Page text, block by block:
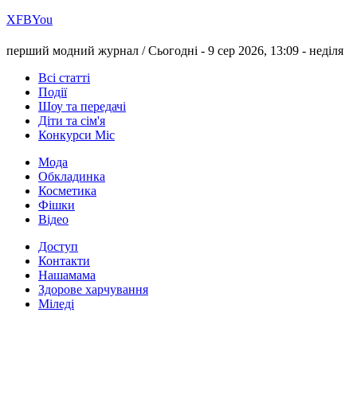
ХFBYou
перший модний журнал /Сьогодні - 9 сер 2026, 13:09 - неділя
Всі статті
Події
Шоу та передачі
Діти та сім'я
Конкурси Міс
Мода
Обкладинка
Косметика
Фішки
Відео
Доступ
Контакти
Нашамама
Здорове харчування
Міледі